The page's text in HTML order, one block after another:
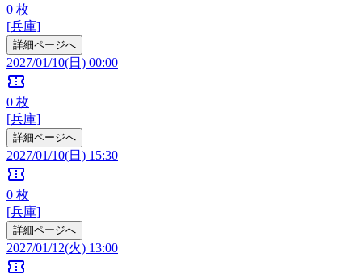
0 枚
[兵庫]
詳細ページへ
2027/01/10(日) 00:00
confirmation_number
0 枚
[兵庫]
詳細ページへ
2027/01/10(日) 15:30
confirmation_number
0 枚
[兵庫]
詳細ページへ
2027/01/12(火) 13:00
confirmation_number